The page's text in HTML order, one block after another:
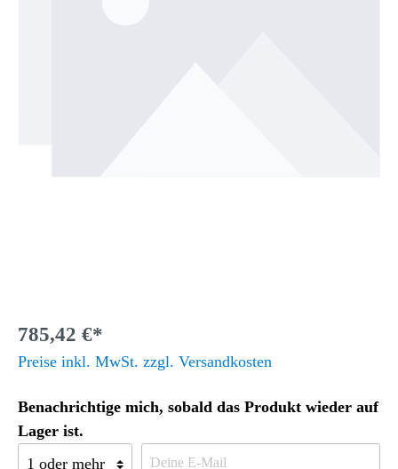
785,42 €*
Preise inkl. MwSt. zzgl. Versandkosten
Benachrichtige mich, sobald das Produkt wieder auf
Lager ist.